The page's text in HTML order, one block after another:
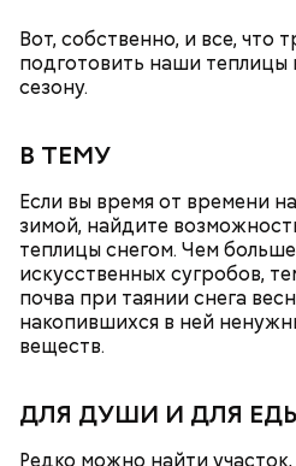
Вот, собственно, и все, что
подготовить наши
сезону.
В ТЕМУ
Если вы время от времени
зимой, найдите
теплицы снегом. Чем
искусственных сугробов,
почва при таянии снега
накопившихся в ней
веществ.
ДЛЯ ДУШИ И ДЛЯ
Редко можно найти
с сахарным диабетом;
лишним весом.